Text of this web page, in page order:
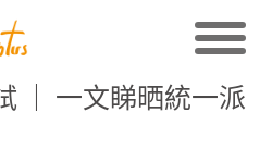
｜ 一文睇晒統一派